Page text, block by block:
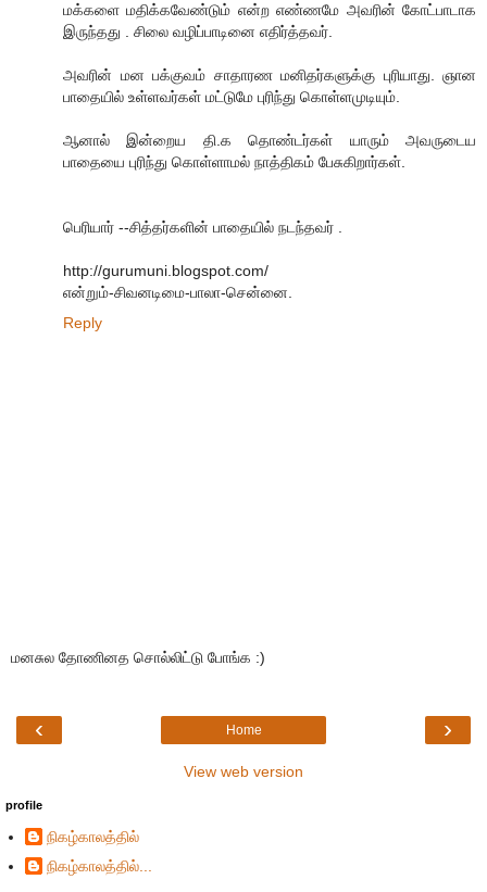
மக்களை மதிக்கவேண்டும் என்ற எண்ணமே அவரின் கோட்பாடாக
இருந்தது . சிலை வழிப்பாடினை எதிர்த்தவர்.
அவரின் மன பக்குவம் சாதாரண மனிதர்களுக்கு புரியாது. ஞான
பாதையில் உள்ளவர்கள் மட்டுமே புரிந்து கொள்ளமுடியும்.
ஆனால் இன்றைய தி.க தொண்டர்கள் யாரும் அவருடைய
பாதையை புரிந்து கொள்ளாமல் நாத்திகம் பேசுகிறார்கள்.
பெரியார் --சித்தர்களின் பாதையில் நடந்தவர் .
http://gurumuni.blogspot.com/
என்றும்-சிவனடிமை-பாலா-சென்னை.
Reply
மனசுல தோணினத சொல்லிட்டு போங்க :)
‹ ›
Home
View web version
profile
நிகழ்காலத்தில்
நிகழ்காலத்தில்...